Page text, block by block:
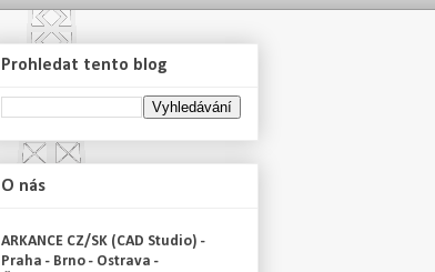
Prohledat tento blog
O nás
ARKANCE CZ/SK (CAD Studio) -
Praha - Brno - Ostrava -